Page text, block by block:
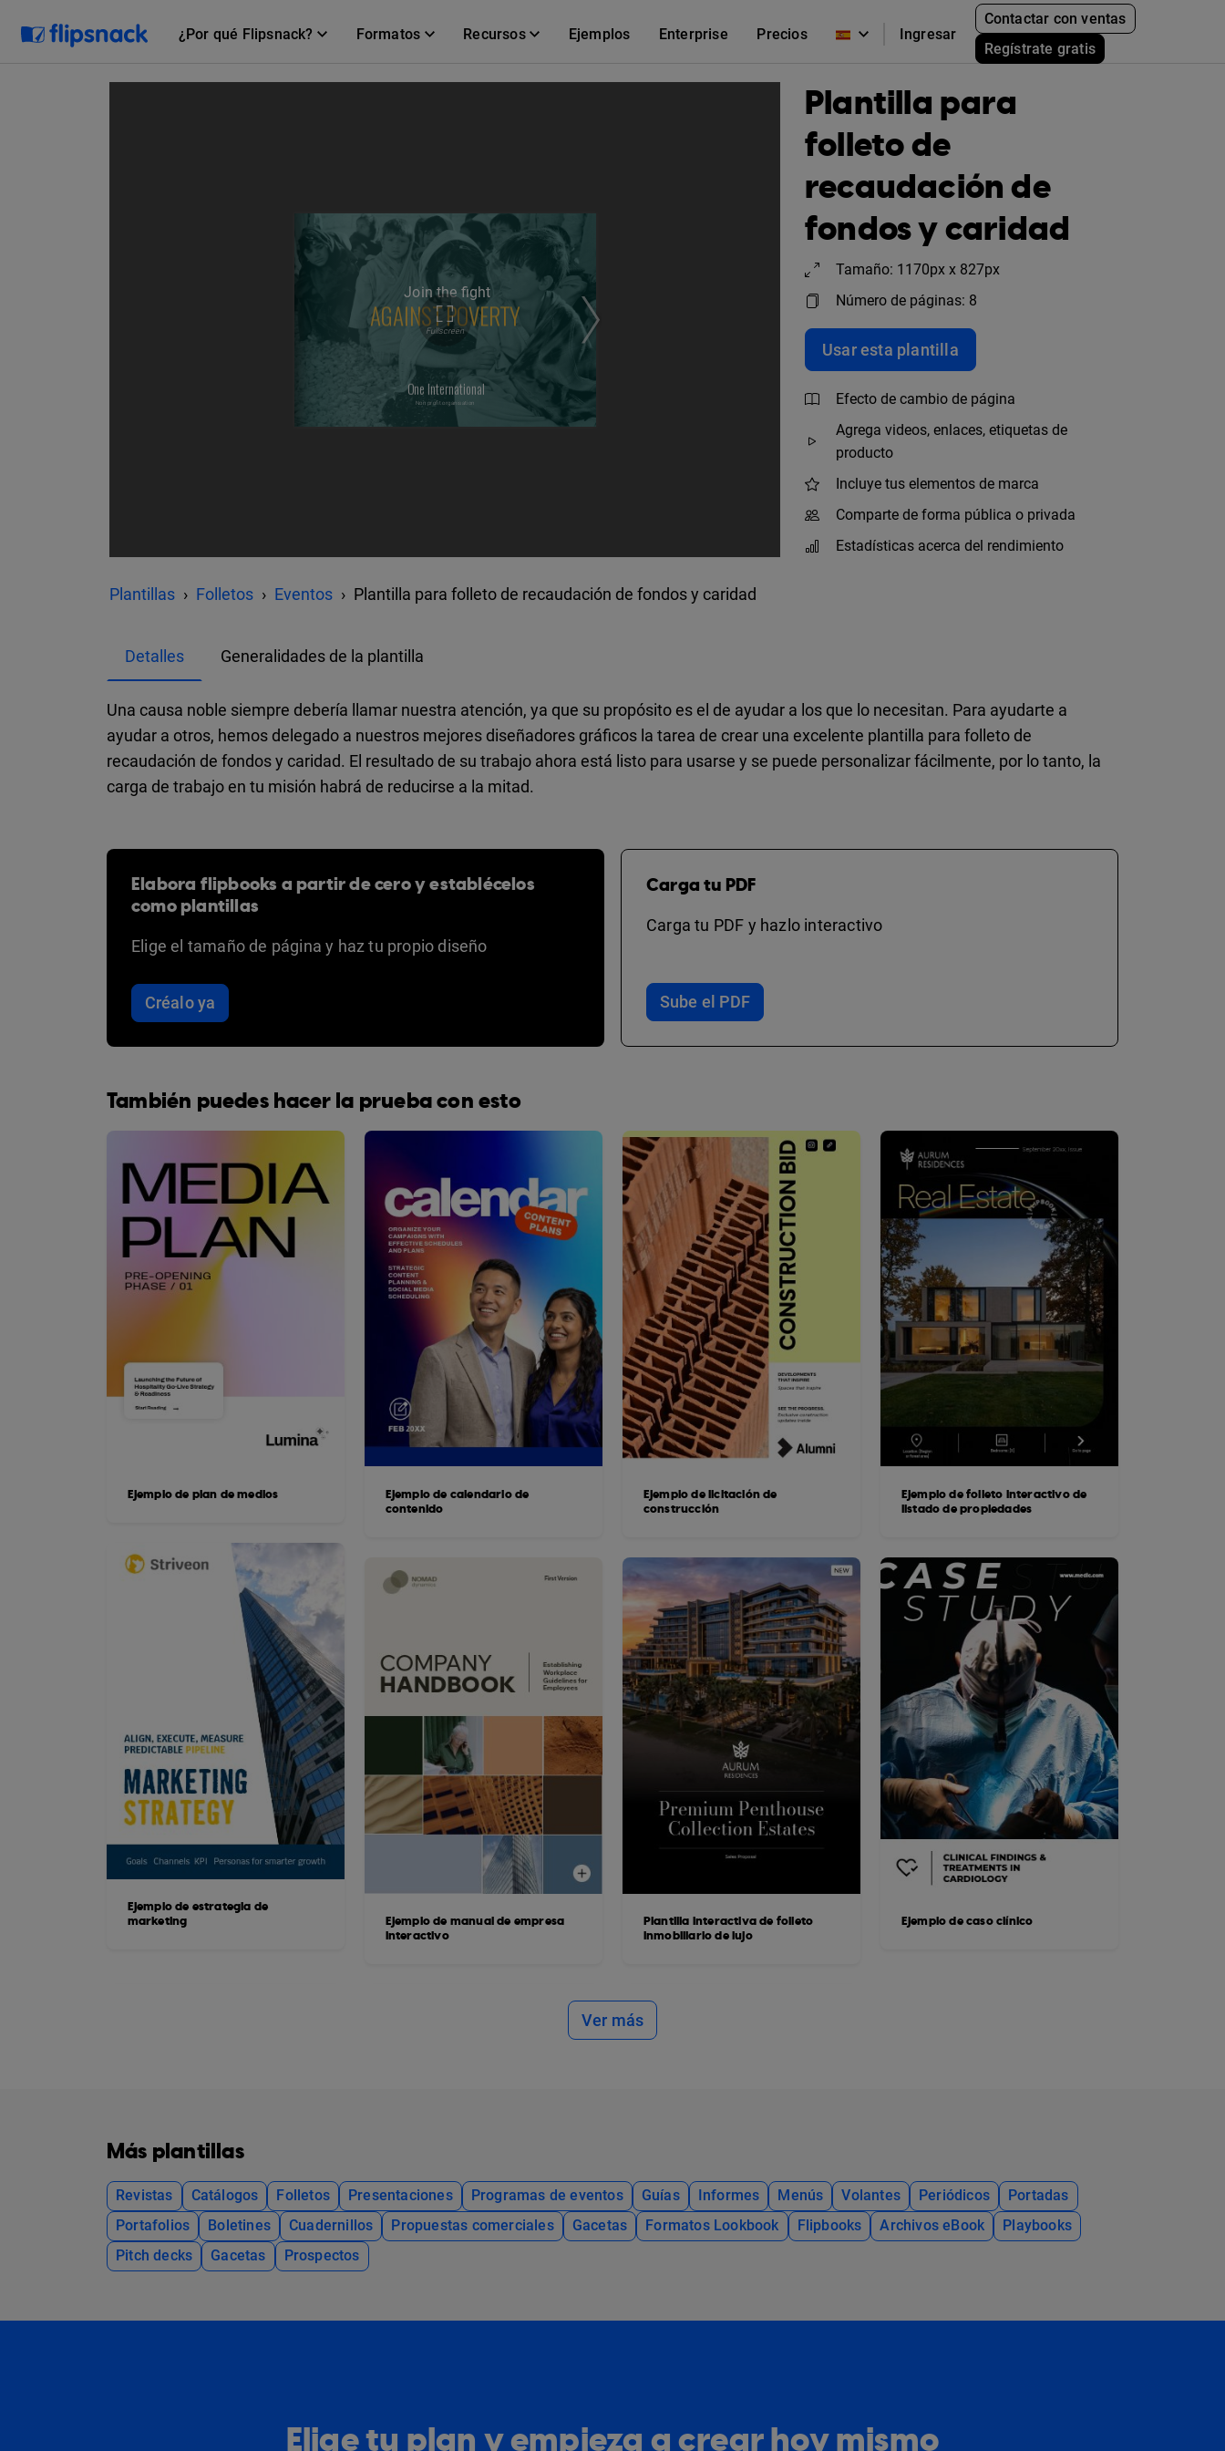
¿Por qué Flipsnack? Formatos Recursos Ejemplos Enterprise Precios Ingresar
Contactar con ventas
Regístrate gratis
Plantilla para
folleto de
recaudación de
fondos y caridad
Tamaño: 1170px x 827px
Número de páginas: 8
Usar esta plantilla
Efecto de cambio de página
Agrega videos, enlaces, etiquetas de
producto
Incluye tus elementos de marca
Comparte de forma pública o privada
Estadísticas acerca del rendimiento
Plantillas Folletos Eventos Plantilla para folleto de recaudación de fondos y caridad
Detalles Generalidades de la plantilla
Una causa noble siempre debería llamar nuestra atención, ya que su propósito es el de ayudar a los que lo necesitan. Para ayudarte a
ayudar a otros, hemos delegado a nuestros mejores diseñadores gráficos la tarea de crear una excelente plantilla para folleto de
recaudación de fondos y caridad. El resultado de su trabajo ahora está listo para usarse y se puede personalizar fácilmente, por lo tanto, la
carga de trabajo en tu misión habrá de reducirse a la mitad.
Elabora flipbooks a partir de cero y establécelos
como plantillas
Elige el tamaño de página y haz tu propio diseño
Créalo ya
Carga tu PDF
Carga tu PDF y hazlo interactivo
Sube el PDF
También puedes hacer la prueba con esto
Ejemplo de plan de medios
Ejemplo de estrategia de
marketing
Ejemplo de calendario de
contenido
Ejemplo de manual de empresa
interactivo
Ejemplo de licitación de
construcción
Plantilla interactiva de folleto
inmobiliario de lujo
Ejemplo de folleto interactivo de
listado de propiedades
Ejemplo de caso clínico
Ver más
Más plantillas
Revistas Catálogos Folletos Presentaciones Programas de eventos Guías Informes Menús Volantes Periódicos
Portadas
Portafolios
Boletines Cuadernillos Propuestas comerciales Gacetas Formatos Lookbook Flipbooks Archivos eBook
Playbooks
Pitch decks
Gacetas Prospectos
Elige tu plan y empieza a crear hoy mismo